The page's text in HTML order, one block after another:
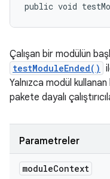
public void
Çalışan bir modülün
testModuleEnded()
Yalnızca modül kullanan
pakete dayalı
Parametreler
moduleContext